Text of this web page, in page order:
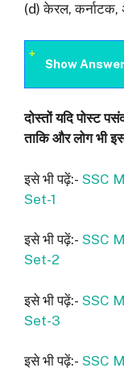
(d) केरल, कर्नाटक,
Show Answer
दोस्‍तों यदि पोस्‍ट
ताकि और लोग भी
इसे भी पढ़ें:- SSC
Set-1
इसे भी पढ़ें:- SSC
Set-2
इसे भी पढ़ें:- SSC
Set-3
इसे भी पढ़ें:- SSC